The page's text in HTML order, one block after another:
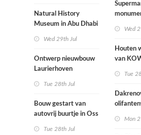
huis
Natural History
Museum in Abu Dhabi
Wed 29th Jul
Ontwerp nieuwbouw
Laurierhoven
Tue 28th Jul
Bouw gestart van
autovrij buurtje in Oss
Tue 28th Jul
Wed
Houten
van
Tue
Mon